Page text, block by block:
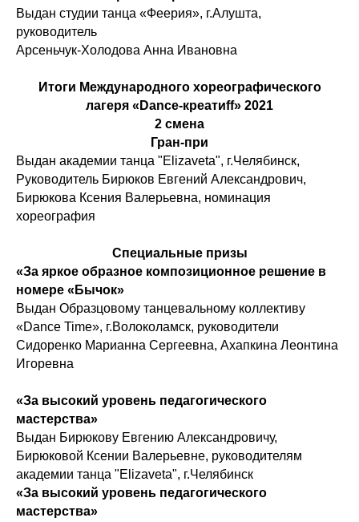
Выдан студии танца «Феерия», г.Алушта,
руководитель
Арсеньчук-Холодова Анна Ивановна
Итоги Международного хореографического
лагеря «Dance-креатиff» 2021
2 смена
Гран-при
Выдан академии танца "Elizaveta", г.Челябинск,
Руководитель Бирюков Евгений Александрович,
Бирюкова Ксения Валерьевна, номинация
хореография
Специальные призы
«За яркое образное композиционное решение в
номере «Бычок»
Выдан Образцовому танцевальному коллективу
«Dance Time», г.Волоколамск, руководители
Сидоренко Марианна Сергеевна, Ахапкина Леонтина
Игоревна
«За высокий уровень педагогического
мастерства»
Выдан Бирюкову Евгению Александровичу,
Бирюковой Ксении Валерьевне, руководителям
академии танца "Elizaveta", г.Челябинск
«За высокий уровень педагогического
мастерства»